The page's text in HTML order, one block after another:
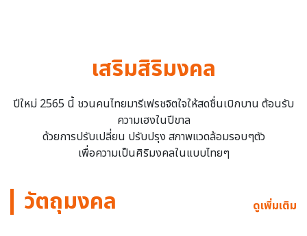
เสริมสิริมงคล
ปีใหม่ 2565 นี้ ชวนคนไทยมารีเฟรชจิตใจให้สดชื่นเบิกบาน ต้อนรับ
ความเฮงในปีขาล
ด้วยการปรับเปลี่ยน ปรับปรุง สภาพแวดล้อมรอบๆตัว
เพื่อความเป็นศิริมงคลในแบบไทยๆ
วัตถุมงคล ดูเพิ่มเติม